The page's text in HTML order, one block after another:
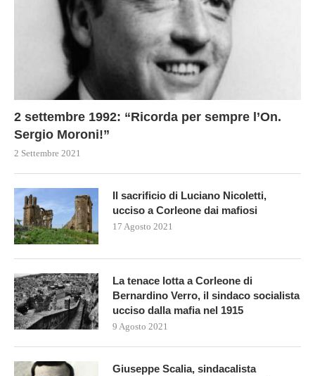
2 settembre 1992: “Ricorda per sempre l’On.
Sergio Moroni!”
2 Settembre 2021
Il sacrificio di Luciano Nicoletti,
ucciso a Corleone dai mafiosi
17 Agosto 2021
La tenace lotta a Corleone di
Bernardino Verro, il sindaco socialista
ucciso dalla mafia nel 1915
9 Agosto 2021
Giuseppe Scalia, sindacalista